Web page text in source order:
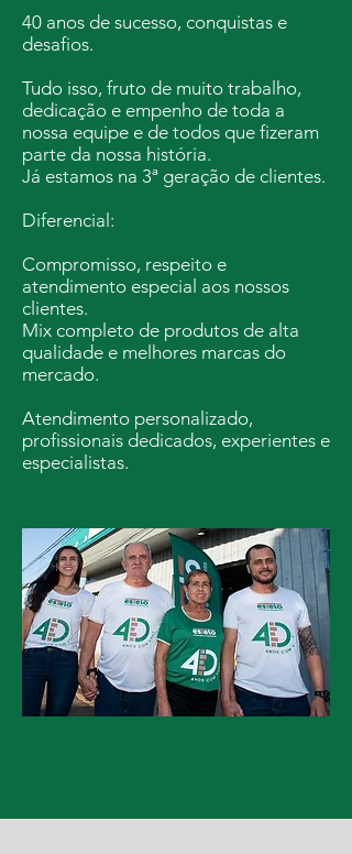
40 anos de sucesso, conquistas e
desafios.
Tudo isso, fruto de muito trabalho,
dedicação e empenho de toda a
nossa equipe e de todos que fizeram
parte da nossa história.
Já estamos na 3ª geração de clientes.
Diferencial:
Compromisso, respeito e
atendimento especial aos nossos
clientes.
Mix completo de produtos de alta
qualidade e melhores marcas do
mercado.
Atendimento personalizado,
profissionais dedicados, experientes e
especialistas.